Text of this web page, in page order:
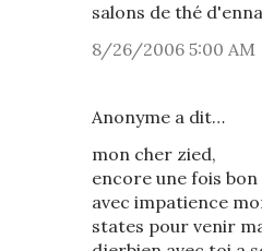
salons de thé
8/26/2006 5:00 AM
Anonyme a dit…
mon cher zied,
encore une fois
avec impatience
states pour venir